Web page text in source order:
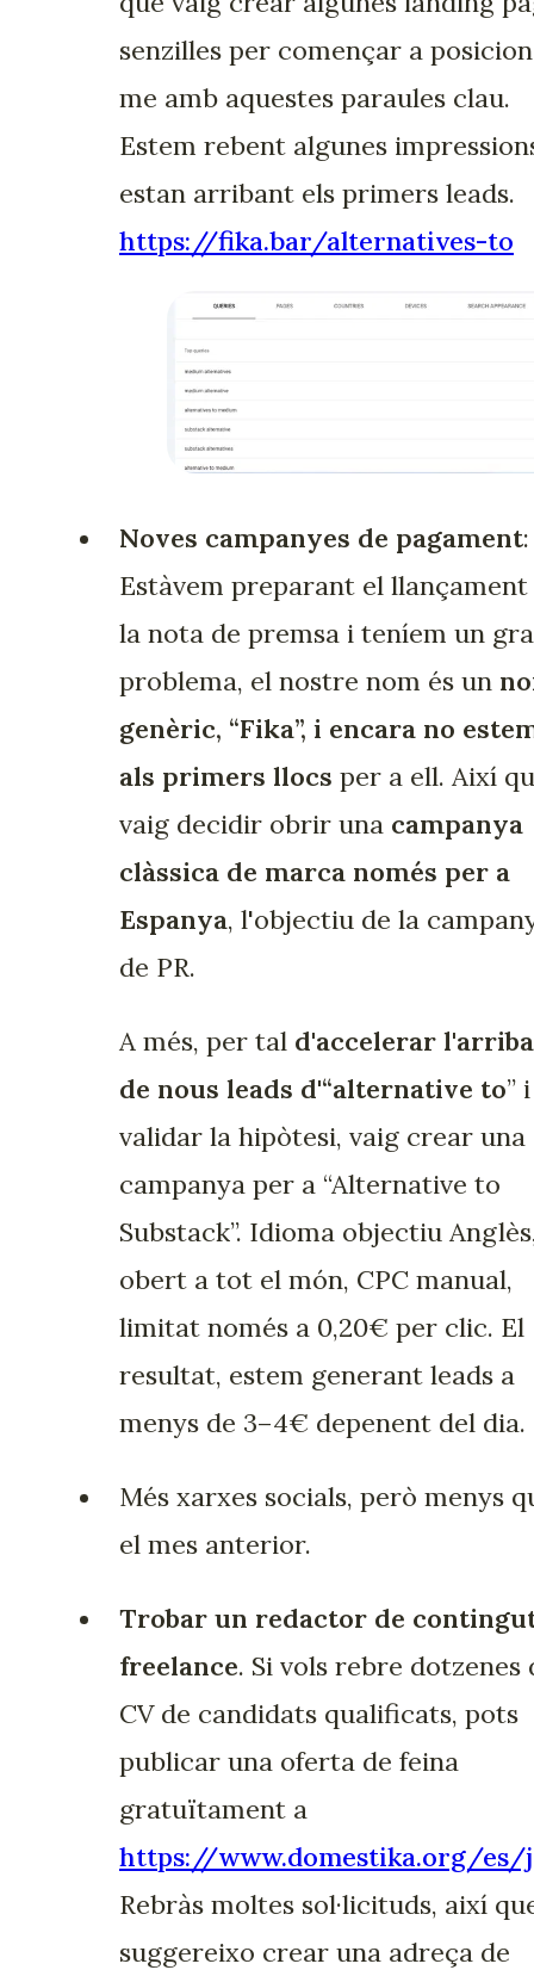
senzilles per començar a
me amb aquestes paraules clau.
Estem rebent algunes
estan arribant els primers leads.
https://fika.bar/alternatives-to
Noves campanyes de pagament:
Estàvem preparant el llançament
la nota de premsa i teníem un
problema, el nostre nom és un
genèric, “Fika”, i encara no
als primers llocs per a ell. Així
vaig decidir obrir una campanya
clàssica de marca només per a
Espanya, l'objectiu de la
de PR.
A més, per tal d'accelerar
de nous leads d'“alternative to” i
validar la hipòtesi, vaig crear una
campanya per a “Alternative to
Substack”. Idioma objectiu
obert a tot el món, CPC manual,
limitat només a 0,20€ per clic. El
resultat, estem generant leads a
menys de 3–4€ depenent del dia.
Més xarxes socials, però menys
el mes anterior.
Trobar un redactor de
freelance. Si vols rebre dotzenes
CV de candidats qualificats, pots
publicar una oferta de feina
gratuïtament a
https://www.domestika.org/es/
Rebràs moltes sol·licituds, així
suggereixo crear una adreça de